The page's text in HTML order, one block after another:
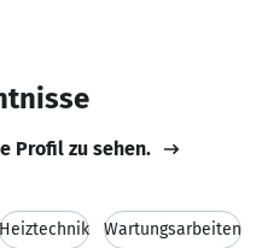
Profil zu sehen.
Heiztechnik Wartungsarbeiten